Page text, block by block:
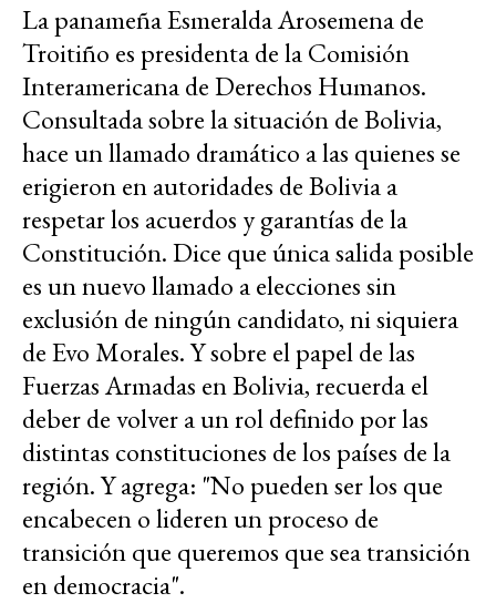
La panameña Esmeralda Arosemena de
Troitiño es presidenta de la Comisión
Interamericana de Derechos Humanos.
Consultada sobre la situación de Bolivia,
hace un llamado dramático a las quienes se
erigieron en autoridades de Bolivia a
respetar los acuerdos y garantías de la
Constitución. Dice que única salida posible
es un nuevo llamado a elecciones sin
exclusión de ningún candidato, ni siquiera
de Evo Morales. Y sobre el papel de las
Fuerzas Armadas en Bolivia, recuerda el
deber de volver a un rol definido por las
distintas constituciones de los países de la
región. Y agrega: "No pueden ser los que
encabecen o lideren un proceso de
transición que queremos que sea transición
en democracia".